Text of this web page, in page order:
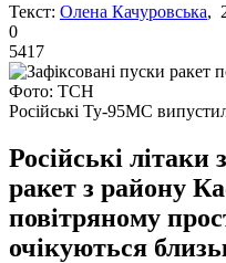
Текст: Олена Качуровська,
0
5417
Фото: ТСН
Російські Ту-95МС
Російські літаки
ракет з району
повітряному
очікуються